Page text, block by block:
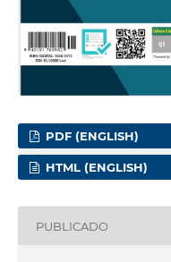
PDF (ENGLISH)
HTML (ENGLISH)
PUBLICADO